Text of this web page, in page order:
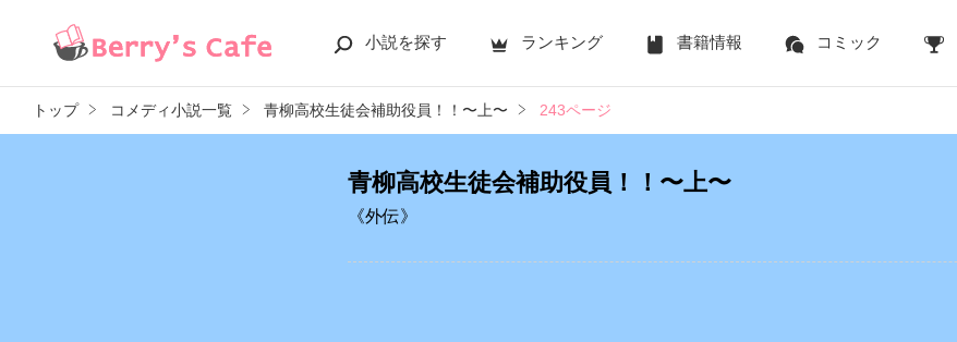
小説を探す ランキング 書籍情報 コミック
トップ コメディ小説一覧 青柳高校生徒会補助役員！！〜上〜 243ページ
青柳高校生徒会補助役員！！〜上〜
《外伝》